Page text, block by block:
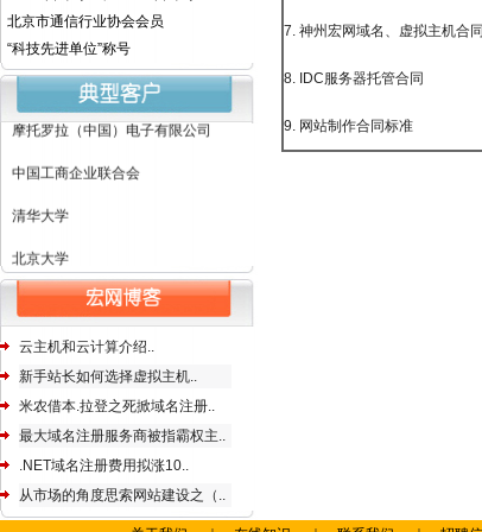
北京市通信行业协会会员
“科技先进单位”称号
国务院扶贫办
摩托罗拉（中国）电子有限公司
中国工商企业联合会
清华大学
北京大学
国家电力科学研究院
国家林业科学院
中科院地理科学与资源研究所
英国大使馆文化教育处
世界专家国际合作组织
云主机和云计算介绍..
新手站长如何选择虚拟主机..
米农借本.拉登之死掀域名注册..
最大域名注册服务商被指霸权主..
.NET域名注册费用拟涨10..
从市场的角度思索网站建设之（..
7. 神州宏网域名、虚拟主机合
8. IDC服务器托管合同
9. 网站制作合同标准